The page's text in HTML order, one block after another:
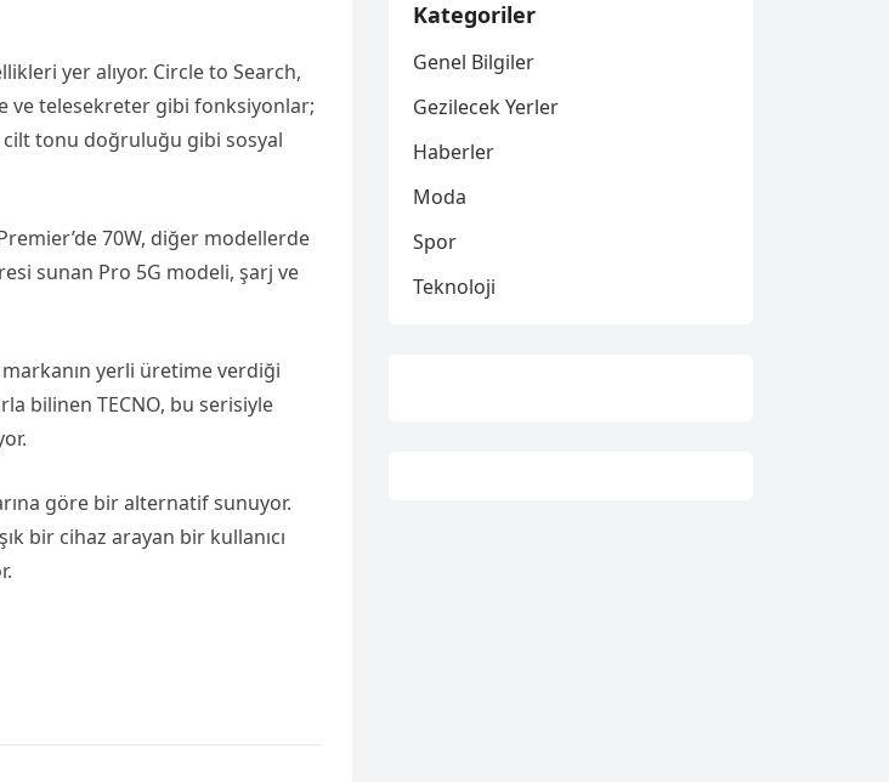
yer alıyor. Circle to Search,
ve telesekreter gibi fonksiyonlar;
cilt tonu doğruluğu gibi sosyal
70W, diğer modellerde
sunan Pro 5G modeli, şarj ve
markanın yerli üretime verdiği
bilinen TECNO, bu serisiyle
göre bir alternatif sunuyor.
bir cihaz arayan bir kullanıcı
Kategoriler
Genel Bilgiler
Gezilecek Yerler
Haberler
Moda
Spor
Teknoloji